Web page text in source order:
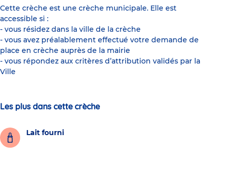
Cette crèche est une crèche municipale. Elle est
accessible si :
- vous résidez dans la ville de la crèche
- vous avez préalablement effectué votre demande de
place en crèche auprès de la mairie
- vous répondez aux critères d’attribution validés par la
Ville
Les plus dans cette crèche
Lait fourni